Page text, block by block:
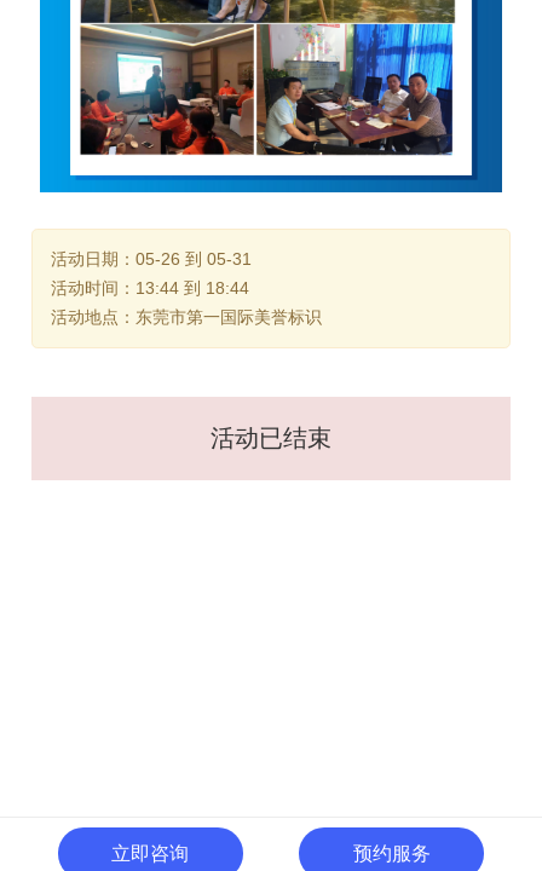
活动日期：05-26 到 05-31
活动时间：13:44 到 18:44
活动地点：东莞市第一国际美誉标识
活动已结束
立即咨询 预约服务